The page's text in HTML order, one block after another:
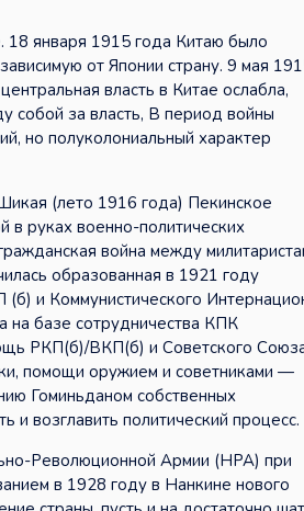
18 января 1915 года Китаю было
от Японии страну. 9 мая
власть в Китае ослабла,
собой за власть, В период войны
но полуколониальный характер
(лето 1916 года) Пекинское
в руках военно-политических
война между
образованная в 1921 году
и Коммунистического
на базе сотрудничества КПК
РКП(б)/ВКП(б) и Советского
помощи оружием и советниками —
Гоминьданом собственных
и возглавить политический процесс.
Революционной Армии (НРА) при
в 1928 году в Нанкине нового